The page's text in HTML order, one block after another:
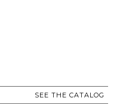
SEE THE CATALOG